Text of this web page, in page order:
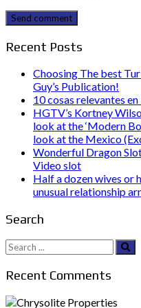
Send comment
Recent Posts
Choosing The best
Guy’s Publication!
10 cosas relevantes
HGTV’s Kortney
look at the ‘Modern
look at the Mexico
Wonderful Dragon
Video slot
Half a dozen wives or
unusual relationship
Search
Search
for:
Recent Comments